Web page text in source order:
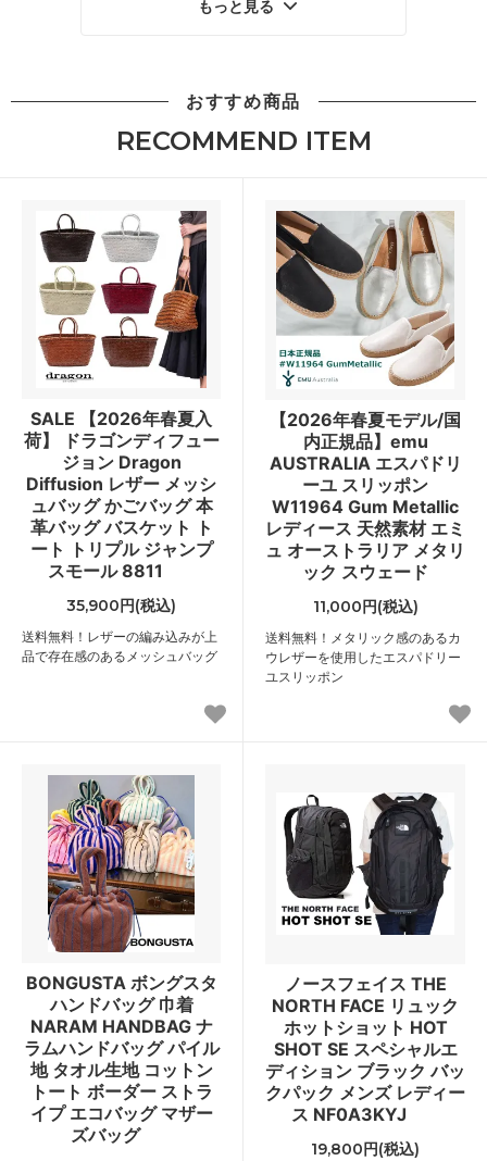
もっと見る
おすすめ商品
RECOMMEND ITEM
SALE 【2026年春夏入
荷】 ドラゴンディフュー
ジョン Dragon
Diffusion レザー メッシ
ュバッグ かごバッグ 本
革バッグ バスケット ト
ート トリプル ジャンプ
スモール 8811
35,900円(税込)
送料無料！レザーの編み込みが上
品で存在感のあるメッシュバッグ
【2026年春夏モデル/国
内正規品】emu
AUSTRALIA エスパドリ
ーユ スリッポン
W11964 Gum Metallic
レディース 天然素材 エミ
ュ オーストラリア メタリ
ック スウェード
11,000円(税込)
送料無料！メタリック感のあるカ
ウレザーを使用したエスパドリー
ユスリッポン
BONGUSTA ボングスタ
ハンドバッグ 巾着
NARAM HANDBAG ナ
ラムハンドバッグ パイル
地 タオル生地 コットン
トート ボーダー ストラ
イプ エコバッグ マザー
ズバッグ
ノースフェイス THE
NORTH FACE リュック
ホットショット HOT
SHOT SE スペシャルエ
ディション ブラック バッ
クパック メンズ レディー
ス NF0A3KYJ
19,800円(税込)